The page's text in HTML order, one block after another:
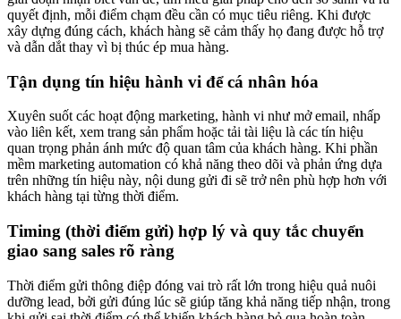
quyết định, mỗi điểm chạm đều cần có mục tiêu riêng. Khi được
xây dựng đúng cách, khách hàng sẽ cảm thấy họ đang được hỗ trợ
và dẫn dắt thay vì bị thúc ép mua hàng.
Tận dụng tín hiệu hành vi để cá nhân hóa
Xuyên suốt các hoạt động marketing, hành vi như mở email, nhấp
vào liên kết, xem trang sản phẩm hoặc tải tài liệu là các tín hiệu
quan trọng phản ánh mức độ quan tâm của khách hàng. Khi phần
mềm marketing automation có khả năng theo dõi và phản ứng dựa
trên những tín hiệu này, nội dung gửi đi sẽ trở nên phù hợp hơn với
khách hàng tại từng thời điểm.
Timing (thời điểm gửi) hợp lý và quy tắc chuyển
giao sang sales rõ ràng
Thời điểm gửi thông điệp đóng vai trò rất lớn trong hiệu quả nuôi
dưỡng lead, bởi gửi đúng lúc sẽ giúp tăng khả năng tiếp nhận, trong